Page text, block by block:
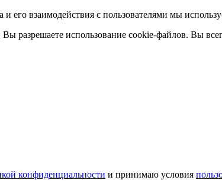
и его взаимодействия с пользователями мы
разрешаете использование cookie-файлов. Вы
конфиденциальности и принимаю условия